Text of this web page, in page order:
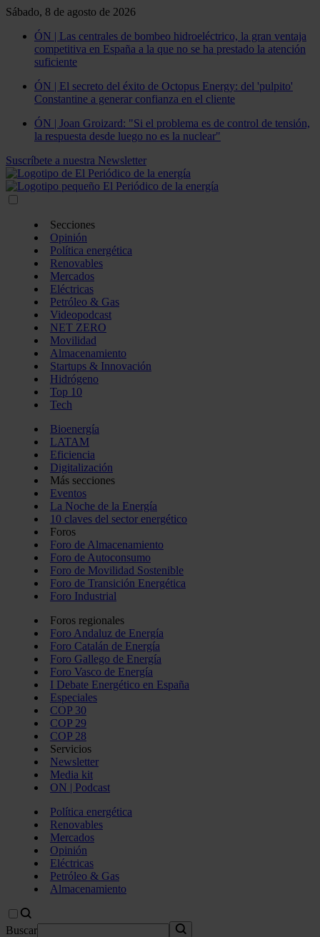
Sábado, 8 de agosto de 2026
ÓN | Las centrales de bombeo hidroeléctrico, la gran ventaja
competitiva en España a la que no se ha prestado la atención
suficiente
ÓN | El secreto del éxito de Octopus Energy: del 'pulpito'
Constantine a generar confianza en el cliente
ÓN | Joan Groizard: "Si el problema es de control de tensión,
la respuesta desde luego no es la nuclear"
Suscríbete a nuestra Newsletter
Secciones
Opinión
Política energética
Renovables
Mercados
Eléctricas
Petróleo & Gas
Videopodcast
NET ZERO
Movilidad
Almacenamiento
Startups & Innovación
Hidrógeno
Top 10
Tech
Bioenergía
LATAM
Eficiencia
Digitalización
Más secciones
Eventos
La Noche de la Energía
10 claves del sector energético
Foros
Foro de Almacenamiento
Foro de Autoconsumo
Foro de Movilidad Sostenible
Foro de Transición Energética
Foro Industrial
Foros regionales
Foro Andaluz de Energía
Foro Catalán de Energía
Foro Gallego de Energía
Foro Vasco de Energía
I Debate Energético en España
Especiales
COP 30
COP 29
COP 28
Servicios
Newsletter
Media kit
ON | Podcast
Política energética
Renovables
Mercados
Opinión
Eléctricas
Petróleo & Gas
Almacenamiento
Buscar